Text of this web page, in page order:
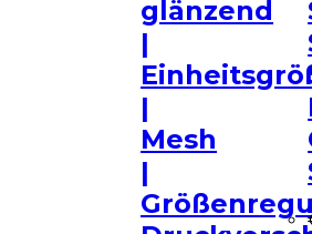
glänzend
|
|
Mesh
|